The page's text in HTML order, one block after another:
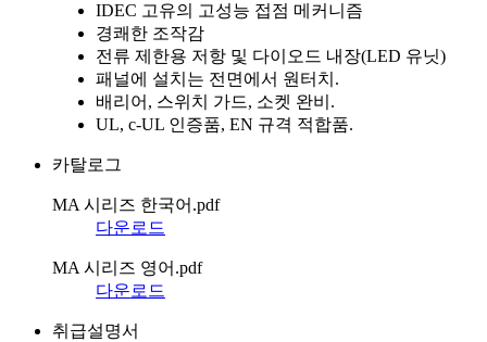
IDEC 고유의 고성능 접점 메커니즘
경쾌한 조작감
전류 제한용 저항 및 다이오드 내장(LED 유닛)
패널에 설치는 전면에서 원터치.
배리어, 스위치 가드, 소켓 완비.
UL, c-UL 인증품, EN 규격 적합품.
카탈로그
MA 시리즈 한국어.pdf
다운로드
MA 시리즈 영어.pdf
다운로드
취급설명서